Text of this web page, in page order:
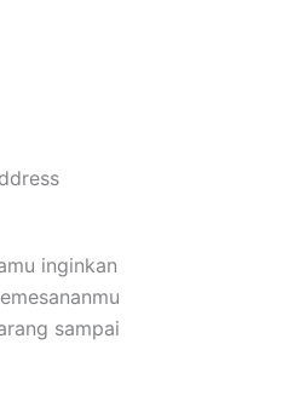
inginkan
sampai